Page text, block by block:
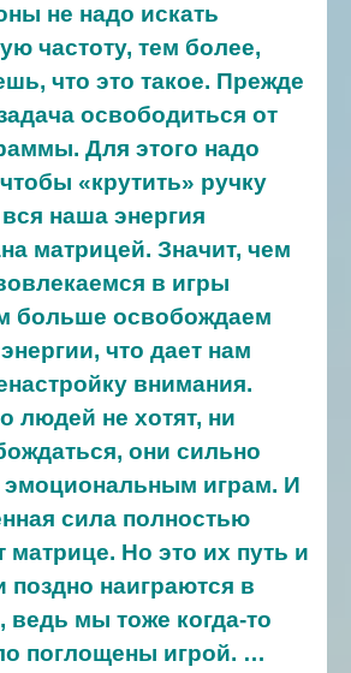
не надо искать
частоту, тем более,
что это такое. Прежде
освободиться от
Для этого надо
«крутить» ручку
наша энергия
матрицей. Значит, чем
в игры
больше освобождаем
что дает нам
внимания.
людей не хотят, ни
они сильно
эмоциональным играм. И
сила полностью
матрице. Но это их путь и
поздно наиграются в
ведь мы тоже когда-то
поглощены игрой. …